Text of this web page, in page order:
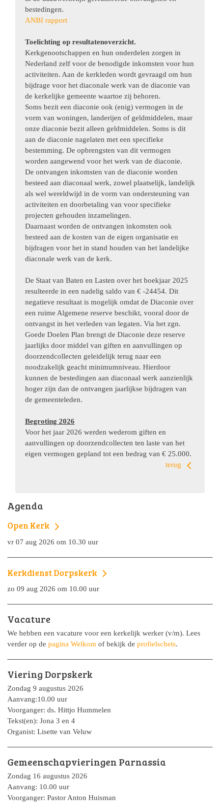
bestedingen.
ANBI rapport
Toelichting op resultatenoverzicht.
Kerkgenootschappen en hun onderdelen zorgen in
Nederland zelf voor de benodigde inkomsten voor hun
activiteiten. Aan de kerkleden wordt gevraagd om hun
bijdrage voor het diaconale werk van de diaconie van
de kerkelijke gemeente waartoe zij behoren.
Soms bezit een diaconie ook (enig) vermogen in de
vorm van woningen, landerijen of geldmiddelen, maar
onze diaconie bezit alleen geldmiddelen. Soms is dit
aan de diaconie nagelaten met een specifieke
bestemming. De opbrengsten van dit vermogen
worden aangewend voor het werk van de diaconie.
De ontvangen inkomsten van de diaconie worden
besteed aan diaconaal werk, zowel plaatselijk, landelijk
als wel wereldwijd in de vorm van ondersteuning van
activiteiten en doorbetaling van voor specifieke
projecten gehouden inzamelingen.
Daarnaast worden de ontvangen inkomsten ook
besteed aan de kosten van de eigen organisatie en
bijdragen voor het in stand houden van het landelijke
diaconale werk van de kerk.
De Staat van Baten en Lasten over het boekjaar 2025
resulteerde in een nadelig saldo van € -24454. Dit
negatieve resultaat is mogelijk omdat de Diaconie over
een ruime Algemene reserve beschikt, vooral door de
ontvangst in het verleden van legaten. Via het zgn.
Goede Doelen Plan brengt de Diaconie deze reserve
jaarlijks door middel van giften en aanvullingen op
doorzendcollecten geleidelijk terug naar een
noodzakelijk geacht minimumniveau. Hierdoor
kunnen de bestedingen aan diaconaal werk aanzienlijk
hoger zijn dan de ontvangen jaarlijkse bijdragen van
de gemeenteleden.
Begroting 2026
Voor het jaar 2026 werden wederom giften en
aanvullingen op doorzendcollecten ten laste van het
eigen vermogen gepland tot een bedrag van € 25.000.
terug
Agenda
Open Kerk
vr 07 aug 2026 om 10.30 uur
Kerkdienst Dorpskerk
zo 09 aug 2026 om 10.00 uur
Vacature
We hebben een vacature voor een kerkelijk werker (v/m). Lees
verder op de pagina Welkom of bekijk de profielschets.
Viering Dorpskerk
Zondag 9 augustus 2026
Aanvang:10.00 uur
Voorganger: ds. Hittjo Hummelen
Tekst(en): Jona 3 en 4
Organist: Lisette van Veluw
Gemeenschapvieringen Parnassia
Zondag 16 augustus 2026
Aanvang: 10.00 uur
Voorganger: Pastor Anton Huisman